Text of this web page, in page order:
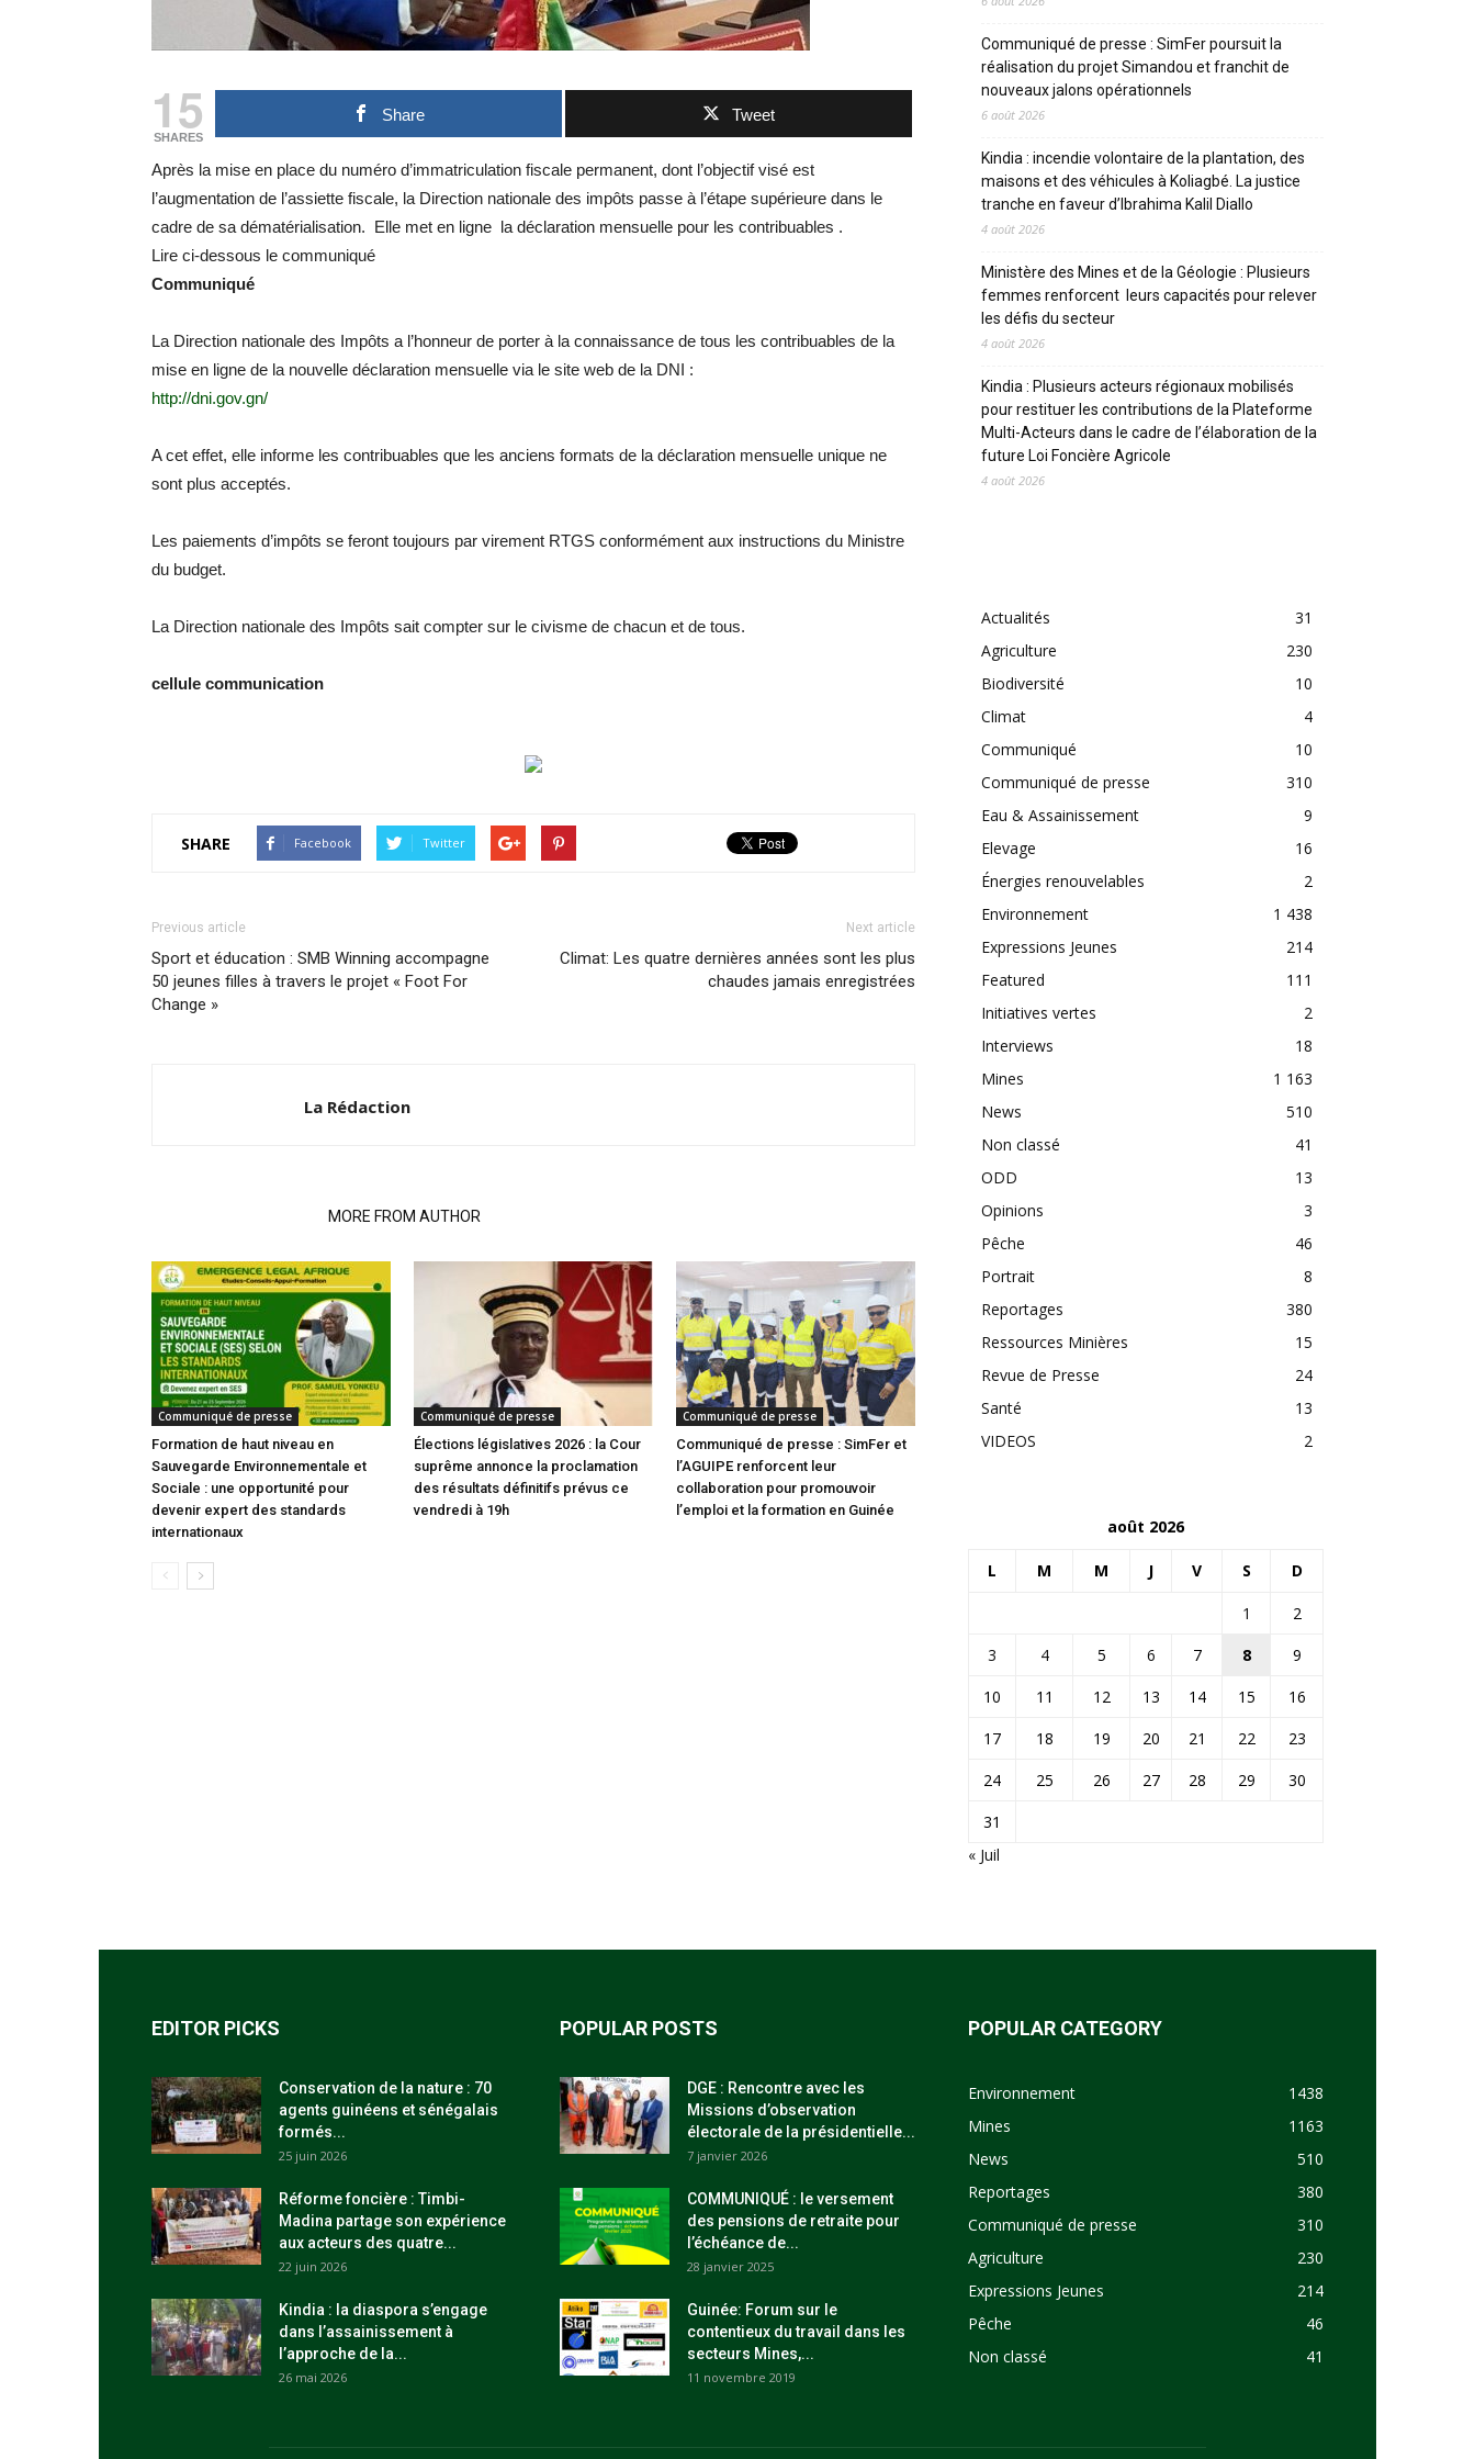
15
SHARES
Share Tweet
Après la mise en place du numéro d’immatriculation fiscale permanent, dont l’objectif visé est
l’augmentation de l’assiette fiscale, la Direction nationale des impôts passe à l’étape supérieure dans le
cadre de sa dématérialisation. Elle met en ligne la déclaration mensuelle pour les contribuables .
Lire ci-dessous le communiqué
Communiqué
La Direction nationale des Impôts a l’honneur de porter à la connaissance de tous les contribuables de la
mise en ligne de la nouvelle déclaration mensuelle via le site web de la DNI :
http://dni.gov.gn/
A cet effet, elle informe les contribuables que les anciens formats de la déclaration mensuelle unique ne
sont plus acceptés.
Les paiements d’impôts se feront toujours par virement RTGS conformément aux instructions du Ministre
du budget.
La Direction nationale des Impôts sait compter sur le civisme de chacun et de tous.
cellule communication
SHARE Facebook Twitter
Previous article
Sport et éducation : SMB Winning accompagne
50 jeunes filles à travers le projet « Foot For
Change »
Next article
Climat: Les quatre dernières années sont les plus
chaudes jamais enregistrées
La Rédaction
MORE FROM AUTHOR
Communiqué de presse
Formation de haut niveau en
Sauvegarde Environnementale et
Sociale : une opportunité pour
devenir expert des standards
internationaux
Communiqué de presse
Élections législatives 2026 : la Cour
suprême annonce la proclamation
des résultats définitifs prévus ce
vendredi à 19h
Communiqué de presse
Communiqué de presse : SimFer et
l’AGUIPE renforcent leur
collaboration pour promouvoir
l’emploi et la formation en Guinée
Communiqué de presse : SimFer poursuit la
réalisation du projet Simandou et franchit de
nouveaux jalons opérationnels
6 août 2026
Kindia : incendie volontaire de la plantation, des
maisons et des véhicules à Koliagbé. La justice
tranche en faveur d’Ibrahima Kalil Diallo
4 août 2026
Ministère des Mines et de la Géologie : Plusieurs
femmes renforcent leurs capacités pour relever
les défis du secteur
4 août 2026
Kindia : Plusieurs acteurs régionaux mobilisés
pour restituer les contributions de la Plateforme
Multi-Acteurs dans le cadre de l’élaboration de la
future Loi Foncière Agricole
4 août 2026
Actualités
31
Agriculture
230
Biodiversité
10
Climat
4
Communiqué
10
Communiqué de presse
310
Eau & Assainissement
9
Elevage
16
Énergies renouvelables
2
Environnement
1 438
Expressions Jeunes
214
Featured
111
Initiatives vertes
2
Interviews
18
Mines
1 163
News
510
Non classé
41
ODD
13
Opinions
3
Pêche
46
Portrait
8
Reportages
380
Ressources Minières
15
Revue de Presse
24
Santé
13
VIDEOS
2
août 2026
L M M J V S D
1
2
3
4 5 6 7 8
9
10
11 12 13 14 15
16
17
18 19 20 21 22
23
24
25 26 27 28 29
30
31
« Juil
EDITOR PICKS
Conservation de la nature : 70
agents guinéens et sénégalais
formés...
25 juin 2026
Réforme foncière : Timbi-
Madina partage son expérience
aux acteurs des quatre...
22 juin 2026
Kindia : la diaspora s’engage
dans l’assainissement à
l’approche de la...
26 mai 2026
POPULAR POSTS
DGE : Rencontre avec les
Missions d’observation
électorale de la présidentielle...
7 janvier 2026
COMMUNIQUÉ : le versement
des pensions de retraite pour
l’échéance de...
28 janvier 2025
Guinée: Forum sur le
contentieux du travail dans les
secteurs Mines,...
11 novembre 2019
POPULAR CATEGORY
Environnement
1438
Mines
1163
News
510
Reportages
380
Communiqué de presse
310
Agriculture
230
Expressions Jeunes
214
Pêche
46
Non classé
41